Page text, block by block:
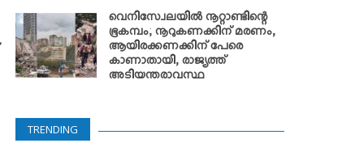
വെനിസ്വേലയില്‍ നൂറ്റാണ്ടിന്റെ
ഭൂകമ്പം; നൂറുകണക്കിന് മരണം,
ആയിരക്കണക്കിന് പേരെ
കാണാതായി, രാജ്യത്ത്
അടിയന്തരാവസ്ഥ
TRENDING